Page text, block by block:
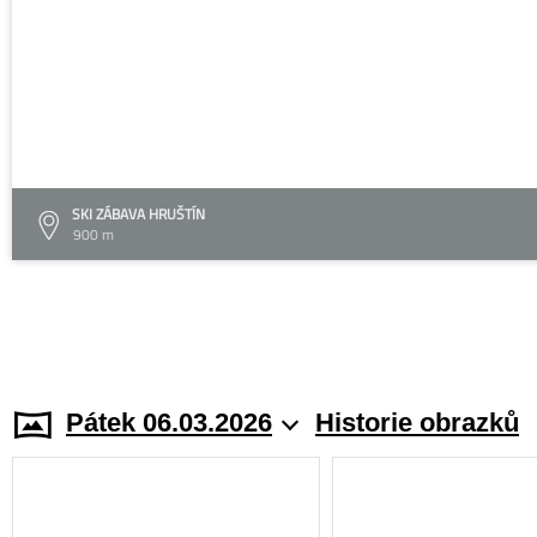
SKI ZÁBAVA HRUŠTÍN
900 m
Pátek 06.03.2026 Historie obrazků